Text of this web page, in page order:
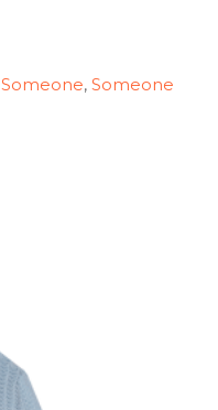
Someone, Someone